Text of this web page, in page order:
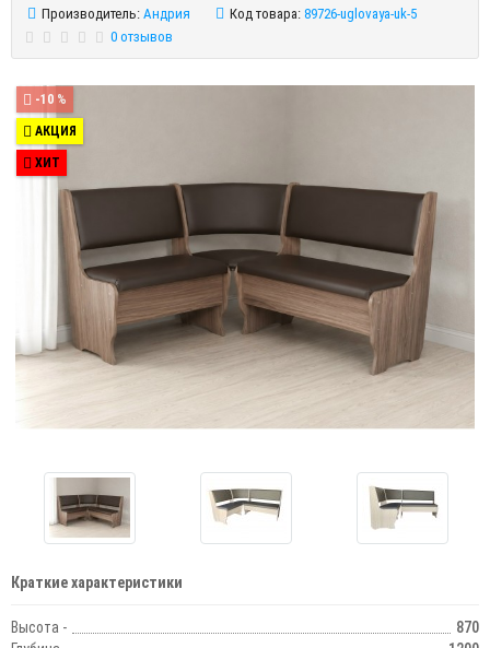
Производитель: Андрия Код товара: 89726-uglovaya-uk-5
0 отзывов
-10 %
АКЦИЯ
ХИТ
Краткие характеристики
Высота -
870